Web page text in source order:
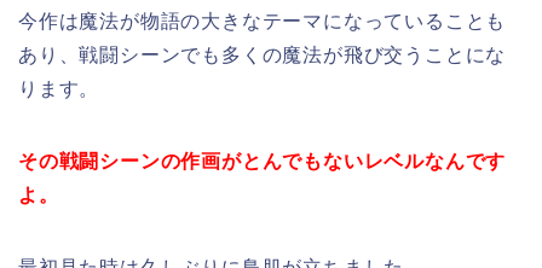
今作は魔法が物語の大きなテーマになっていることも
あり、戦闘シーンでも多くの魔法が飛び交うことにな
ります。
その戦闘シーンの作画がとんでもないレベルなんです
よ。